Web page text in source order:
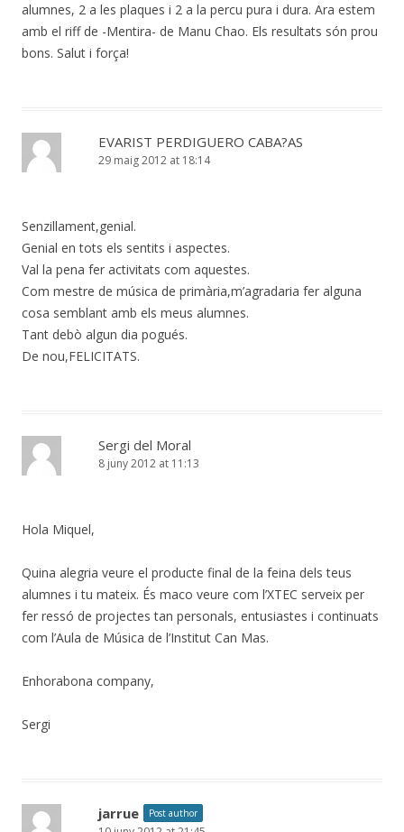
alumnes, 2 a les plaques i 2 a la percu pura i dura. Ara estem
amb el riff de -Mentira- de Manu Chao. Els resultats són prou
bons. Salut i força!
EVARIST PERDIGUERO CABA?AS
29 maig 2012 at 18:14
Senzillament,genial.
Genial en tots els sentits i aspectes.
Val la pena fer activitats com aquestes.
Com mestre de música de primària,m’agradaria fer alguna
cosa semblant amb els meus alumnes.
Tant debò algun dia pogués.
De nou,FELICITATS.
Sergi del Moral
8 juny 2012 at 11:13
Hola Miquel,
Quina alegria veure el producte final de la feina dels teus
alumnes i tu mateix. És maco veure com l’XTEC serveix per
fer ressó de projectes tan personals, entusiastes i continuats
com l’Aula de Música de l’Institut Can Mas.
Enhorabona company,
Sergi
jarrue Post author